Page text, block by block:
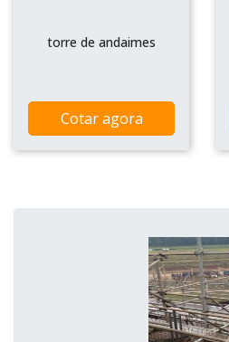
torre de andaimes
Cotar agora